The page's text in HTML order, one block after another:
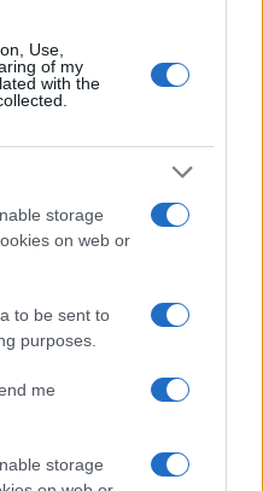
Use,
of my
with the
storage
on web or
to be sent to
purposes.
me
storage